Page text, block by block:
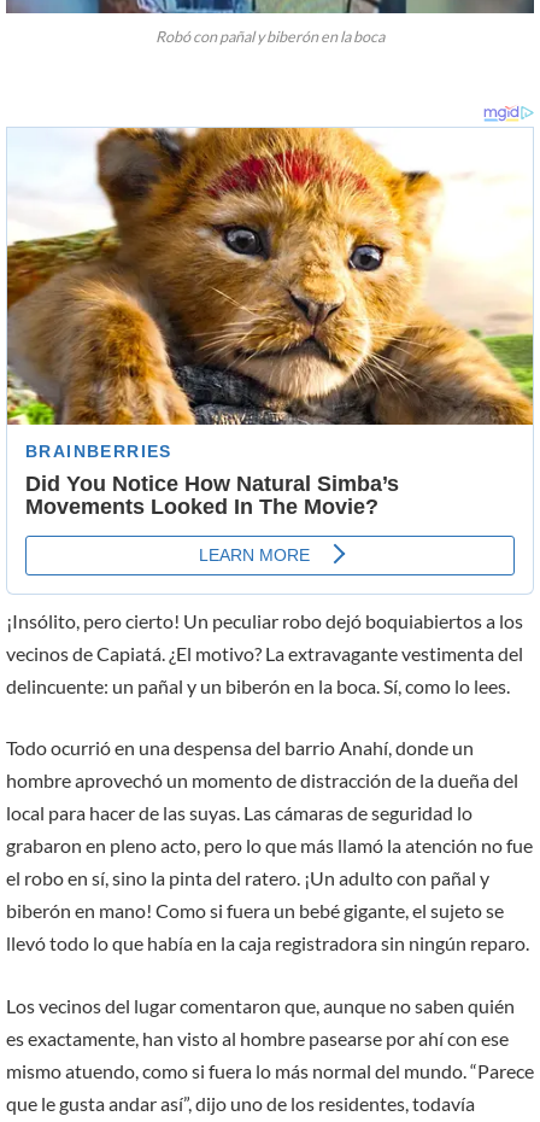
Robó con pañal y biberón en la boca
¡Insólito, pero cierto! Un peculiar robo dejó boquiabiertos a los
vecinos de Capiatá. ¿El motivo? La extravagante vestimenta del
delincuente: un pañal y un biberón en la boca. Sí, como lo lees.
Todo ocurrió en una despensa del barrio Anahí, donde un
hombre aprovechó un momento de distracción de la dueña del
local para hacer de las suyas. Las cámaras de seguridad lo
grabaron en pleno acto, pero lo que más llamó la atención no fue
el robo en sí, sino la pinta del ratero. ¡Un adulto con pañal y
biberón en mano! Como si fuera un bebé gigante, el sujeto se
llevó todo lo que había en la caja registradora sin ningún reparo.
Los vecinos del lugar comentaron que, aunque no saben quién
es exactamente, han visto al hombre pasearse por ahí con ese
mismo atuendo, como si fuera lo más normal del mundo. “Parece
que le gusta andar así”, dijo uno de los residentes, todavía